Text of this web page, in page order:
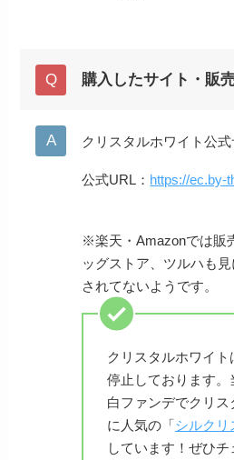
購入したサイト・販
クリスタルホワイト公式
公式URL： https://ec.by-
※楽天・Amazonでは販
ッグストア、ツルハも
されてないようです。
クリスタルホワイ
停止しております。
白ファンデでクリス
に人気の「シルクリ
しています！ぜひチ